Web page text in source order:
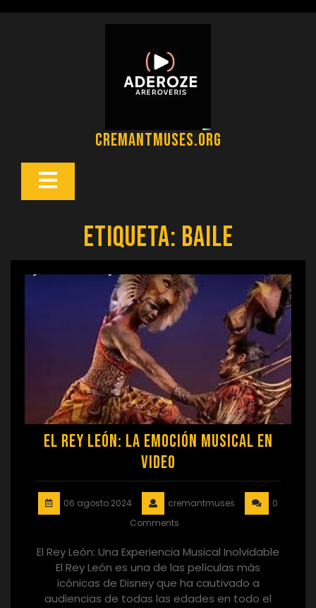
cremantmuses.org
Botón
Etiqueta: baile
El Rey León: La Emoción Musical en
Video
06 agosto 2024 cremantmuses
0
Comments
El Rey León: Una Experiencia Musical Inolvidable
El Rey León es una de las películas más
icónicas de Disney que ha cautivado a
audiencias de todas las edades en todo el